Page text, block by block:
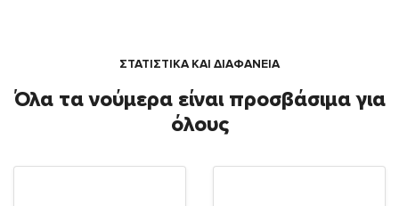
ΣΤΑΤΙΣΤΙΚΑ ΚΑΙ ΔΙΑΦΑΝΕΙΑ
Όλα τα νούμερα είναι προσβάσιμα για
όλους